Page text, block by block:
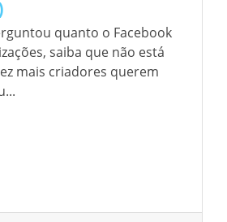
quanto o Facebook
saiba que não está
mais criadores querem